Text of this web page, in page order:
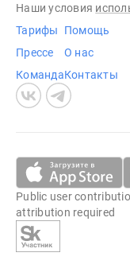
Наши условия
Тарифы
Прессе
Команда
Помощь
О нас
Контакты
Public user
attribution required